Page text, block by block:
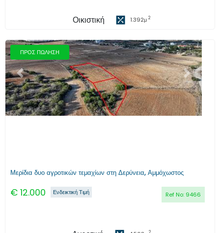
Οικιστική 1.392μ 2
ΠΡΟΣ ΠΩΛΗΣΗ
Προηγούμενο Επόμενο
Μερίδια δυο αγροτικών τεμαχίων στη Δερύνεια, Αμμόχωστος
€ 12.000 Ref No: 9466
Ενδεικτική Τιμή